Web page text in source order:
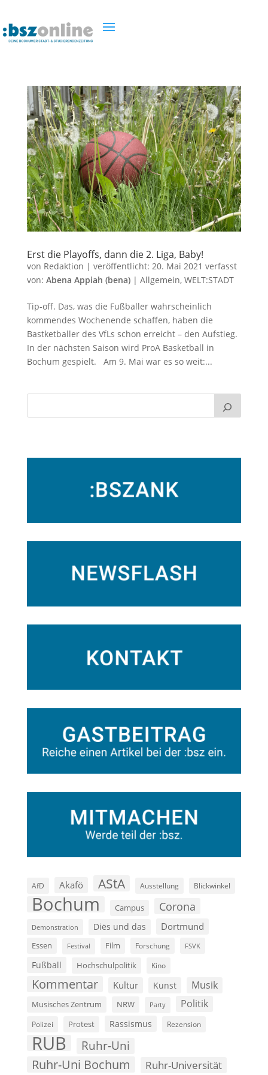
Erst die Playoffs, dann die 2. Liga, Baby!
von Redaktion | veröffentlicht: 20. Mai 2021 verfasst
von: Abena Appiah (bena)| Allgemein, WELT:STADT
Tip-off. Das, was die Fußballer wahrscheinlich
kommendes Wochenende schaffen, haben die
Bastketballer des VfLs schon erreicht – den Aufstieg.
In der nächsten Saison wird ProA Basketball in
Bochum gespielt. Am 9. Mai war es so weit:...
AfD Akafö AStA Ausstellung Blickwinkel
Bochum Campus Corona
Demonstration Diës und das Dortmund
Essen Festival Film Forschung FSVK
Fußball Hochschulpolitik Kino
Kommentar Kultur Kunst Musik
Musisches Zentrum NRW Party Politik
Polizei Protest Rassismus Rezension
RUB Ruhr-Uni
Ruhr-Uni Bochum Ruhr-Universität